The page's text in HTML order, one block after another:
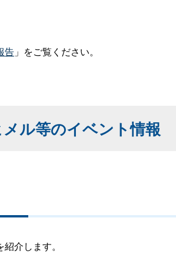
告 」をご覧ください。
ル等のイベント情報
介します。